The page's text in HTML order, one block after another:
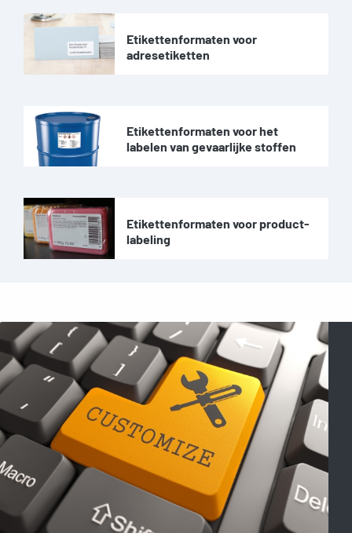
Etikettenformaten voor
adresetiketten
Etikettenformaten voor het
labelen van gevaarlijke stoffen
Etikettenformaten voor product-
labeling